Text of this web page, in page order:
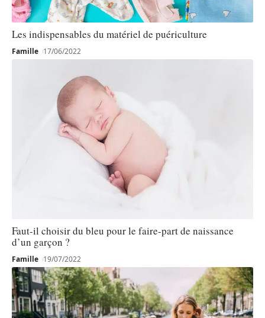
Les indispensables du matériel de puériculture
Famille 17/06/2022
Faut-il choisir du bleu pour le faire-part de naissance
d’un garçon ?
Famille 19/07/2022